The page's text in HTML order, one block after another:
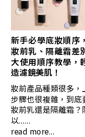
新手必學底妝順序
妝前乳、隔離霜差
大使用順序教學，
造濾鏡美肌！
妝前產品種類很多，
步驟也很複雜，到底
妝前乳還是隔離霜？
以......
read more...